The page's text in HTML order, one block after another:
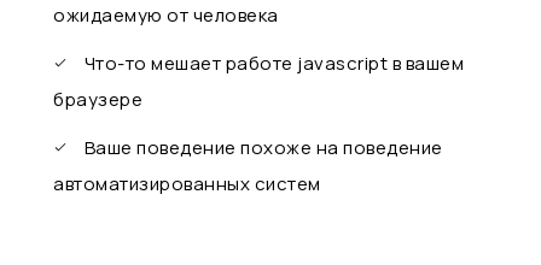
ожидаемую от человека
Что-то мешает работе javascript в вашем
браузере
Ваше поведение похоже на поведение
автоматизированных систем